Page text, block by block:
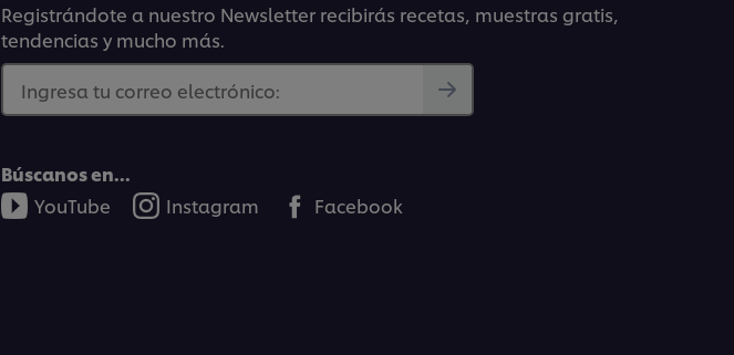
Registrándote a nuestro Newsletter recibirás recetas, muestras gratis,
tendencias y mucho más.
Ingresa tu correo electrónico:
Búscanos en...
YouTube
Instagram Facebook